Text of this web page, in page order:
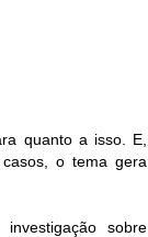
quanto a isso. E,
o tema gera
sobre